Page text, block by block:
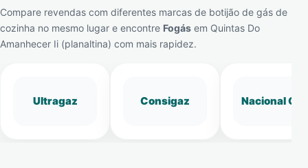
Compare revendas com diferentes marcas de botijão de gás de
cozinha no mesmo lugar e encontre Fogás em Quintas Do
Amanhecer Ii (planaltina) com mais rapidez.
Ultragaz Consigaz Nacional Gás